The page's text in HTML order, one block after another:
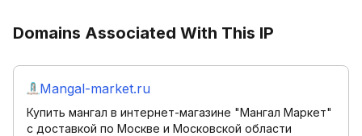
Domains Associated With This IP
Mangal-market.ru
Купить мангал в интернет-магазине "Мангал Маркет"
с доставкой по Москве и Московской области